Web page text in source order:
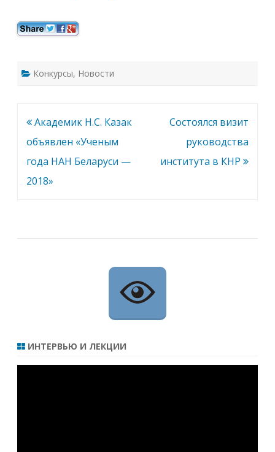
Конкурсы, Новости
Навигация
по
записям
Академик Н.С. Казак
объявлен «Ученым
года НАН Беларуси —
2018»
Состоялся визит
руководства
института в КНР
ИНТЕРВЬЮ И ЛЕКЦИИ
Видеоплеер